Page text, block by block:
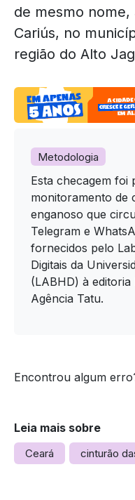
de mesmo nome,
Cariús, no
região do Alto
Metodologia
Esta checagem foi
monitoramento de
enganoso que
Telegram e
fornecidos pelo
Digitais da
(LABHD) à
Agência Tatu.
Encontrou algum
Leia mais sobre
Ceará cinturão